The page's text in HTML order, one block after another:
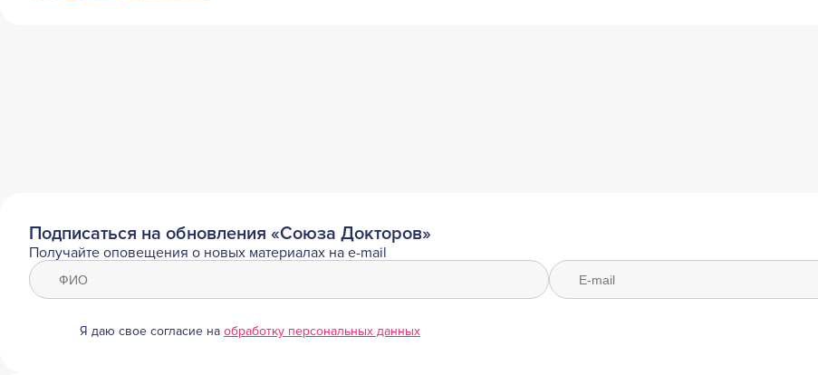
Подписаться на обновления «Союза Докторов»
Получайте оповещения о новых материалах на e-mail
Я даю свое согласие на обработку персональных данных